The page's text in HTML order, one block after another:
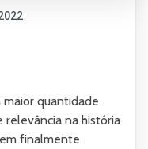
quantidade
relevância na história
finalmente